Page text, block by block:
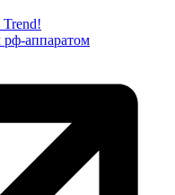
Trend!
рф-аппаратом